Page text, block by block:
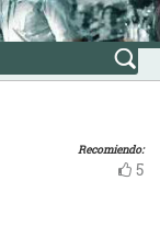
Recomiendo:
5